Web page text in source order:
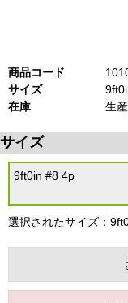
商品コード
サイズ
在庫
生
サイズ
9ft0in #8 4p
選択されたサイズ：